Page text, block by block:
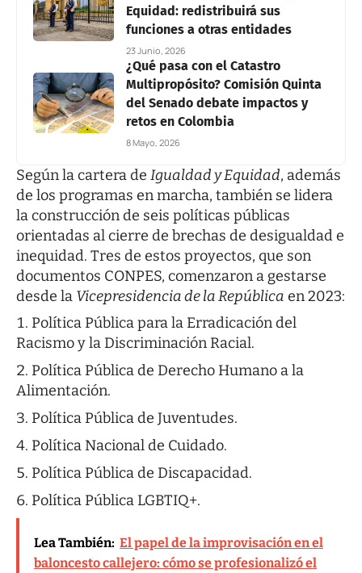
Equidad: redistribuirá sus
funciones a otras entidades
23 Junio, 2026
¿Qué pasa con el Catastro
Multipropósito? Comisión Quinta
del Senado debate impactos y
retos en Colombia
8 Mayo, 2026
Según la cartera de Igualdad y Equidad, además
de los programas en marcha, también se lidera
la construcción de seis políticas públicas
orientadas al cierre de brechas de desigualdad e
inequidad. Tres de estos proyectos, que son
documentos CONPES, comenzaron a gestarse
desde la Vicepresidencia de la República en 2023:
Política Pública para la Erradicación del
Racismo y la Discriminación Racial.
Política Pública de Derecho Humano a la
Alimentación.
Política Pública de Juventudes.
Política Nacional de Cuidado.
Política Pública de Discapacidad.
Política Pública LGBTIQ+.
Lea También: El papel de la improvisación en el
baloncesto callejero: cómo se profesionalizó el